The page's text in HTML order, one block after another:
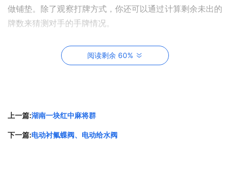
做铺垫。除了观察打牌方式，你还可以通过计算剩余未出的
牌数来猜测对手的手牌情况。
第三、灵活使用暗杠和明杠
况；明杠则适用于想要扩大自己和对手的差距的情况。比
如，当你的手牌中已经有了自己的刻子，而对手的手牌中还
阅读剩余 60%
上一篇:湖南一块红中麻将群
下一篇:电动衬氟蝶阀、电动给水阀